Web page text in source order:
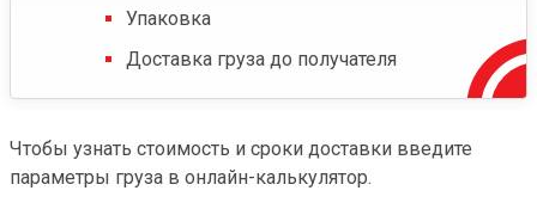
Упаковка
Доставка груза до получателя
Чтобы узнать стоимость и сроки доставки введите
параметры груза в онлайн-калькулятор.